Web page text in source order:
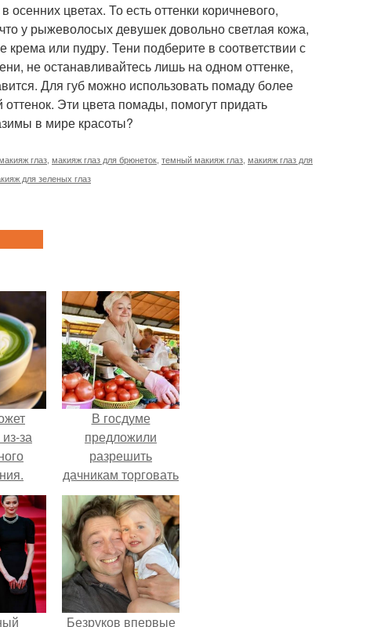
цветах. То есть оттенки коричневого,
у рыжеволосых девушек довольно светлая кожа,
или пудру. Тени подберите в соответствии с
не останавливайтесь лишь на одном оттенке,
Для губ можно использовать помаду более
Эти цвета помады, помогут придать
в мире красоты?
глаз макияж глаз для брюнеток темный макияж глаз макияж глаз для
для зеленых глаз
за
В госдуме
предложили
разрешить
дачникам торговать
своей
сельхозпродукцией
в людных местах.
Безруков впервые